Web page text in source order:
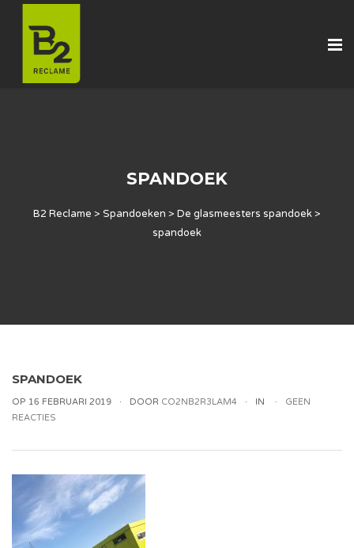
SPANDOEK
B2 Reclame > Spandoeken > De glasmeesters spandoek>
spandoek
SPANDOEK
OP 16 FEBRUARI 2019 DOOR CO2NB2R3LAM4 IN
GEEN
REACTIES